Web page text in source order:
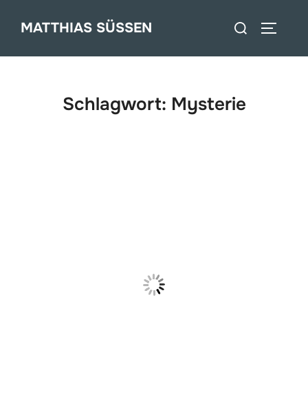
InhaltMATTHIAS SÜSSEN
Suchen
Schlagwort: Mysterie